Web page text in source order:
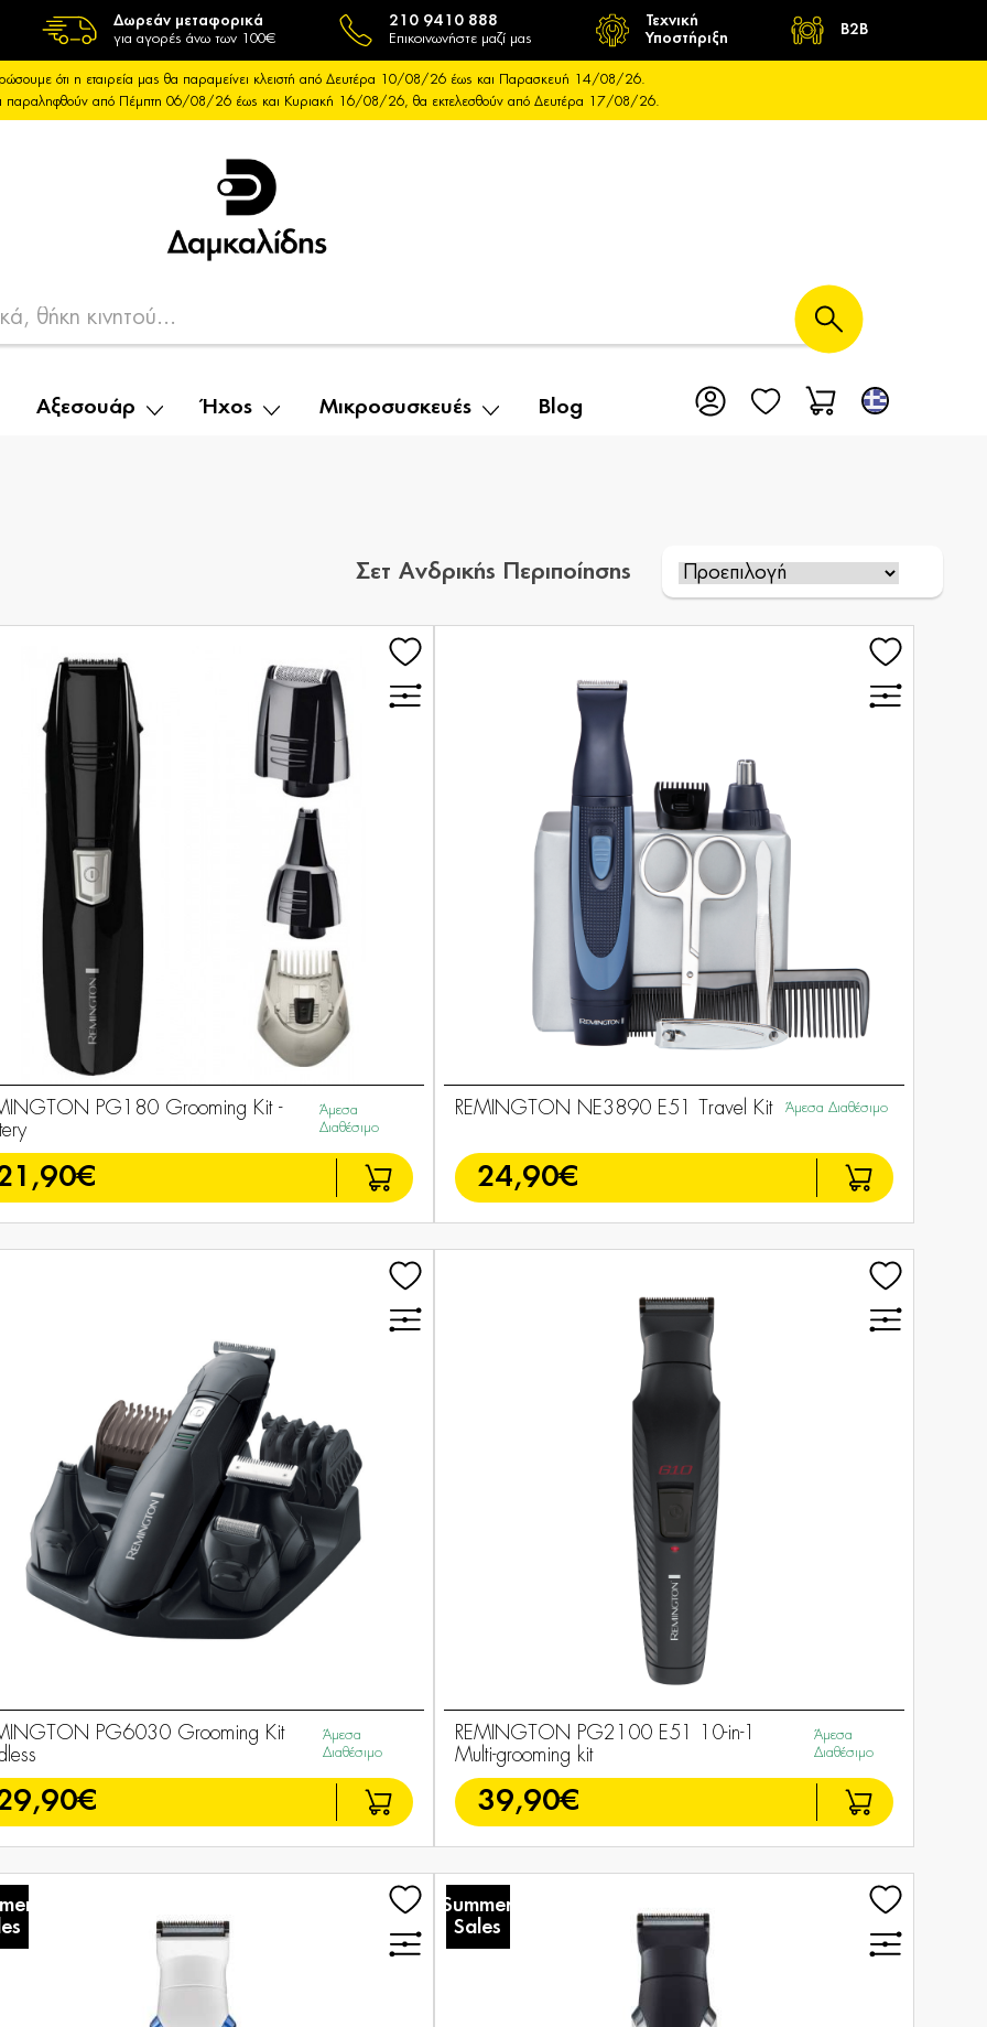
Δωρεάν μεταφορικά
για αγορές άνω των 100€
210 9410 888
Επικοινωνήστε μαζί μας
Τεχνική
Υποστήριξη
B2B
ότι η εταιρεία μας θα παραμείνει κλειστή από Δευτέρα 10/08/26 έως και Παρασκευή 14/08/26.
παραληφθούν από Πέμπτη 06/08/26 έως και Κυριακή 16/08/26, θα εκτελεσθούν από Δευτέρα 17/08/26.
Αξεσουάρ Ήχος Μικροσυσκευές Blog
Σετ Ανδρικής Περιποίησης
PG180 Grooming Kit -
Άμεσα
Διαθέσιμο
REMINGTON NE3890 E51 Travel Kit Άμεσα Διαθέσιμο
24,90€
PG6030 Grooming Kit
Άμεσα
Διαθέσιμο
REMINGTON PG2100 E51 10-in-1
Multi-grooming kit
Άμεσα
Διαθέσιμο
39,90€
Summer
Sales